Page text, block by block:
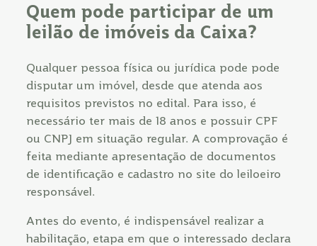
Quem pode participar de um
leilão de imóveis da Caixa?
Qualquer pessoa física ou jurídica pode pode
disputar um imóvel, desde que atenda aos
requisitos previstos no edital. Para isso, é
necessário ter mais de 18 anos e possuir CPF
ou CNPJ em situação regular. A comprovação é
feita mediante apresentação de documentos
de identificação e cadastro no site do leiloeiro
responsável.
Antes do evento, é indispensável realizar a
habilitação, etapa em que o interessado declara